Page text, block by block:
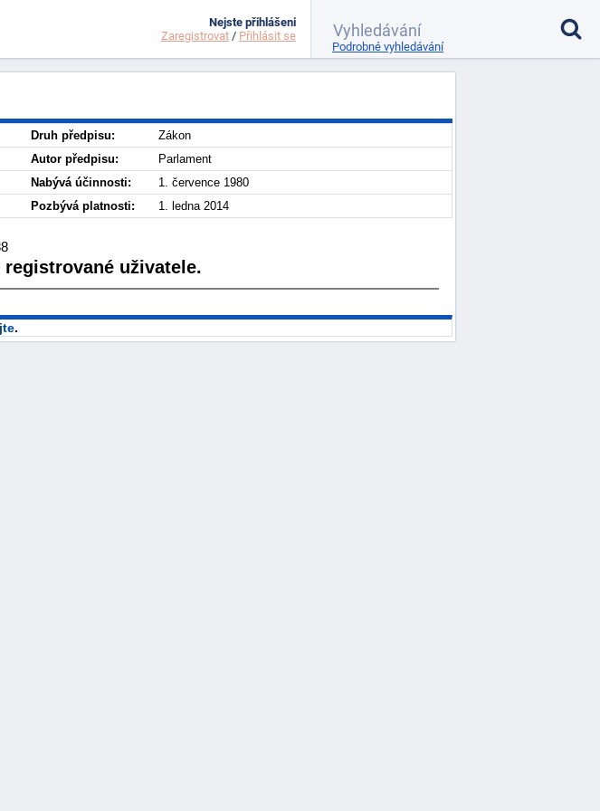
Druh předpisu:
Zákon
Autor předpisu:
Parlament
Nabývá účinnosti:
1. července 1980
Pozbývá platnosti: 1. ledna 2014
uživatele.
.
Nejste přihlášeni
Zaregistrovat / Přihlásit se
Podrobné vyhledávání